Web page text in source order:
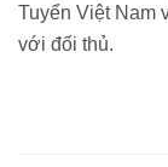
Tuyển Việt Nam
với đối thủ.